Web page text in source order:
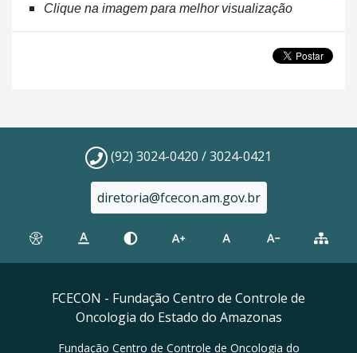
Clique na imagem para melhor visualização
(92) 3024-0420 / 3024-0421
diretoria@fcecon.am.gov.br
FCECON - Fundação Centro de Controle de
Oncologia do Estado do Amazonas
Fundação Centro de Controle de Oncologia do